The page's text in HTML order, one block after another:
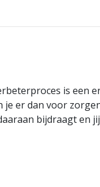
is een
je er dan voor
bijdraagt en jij